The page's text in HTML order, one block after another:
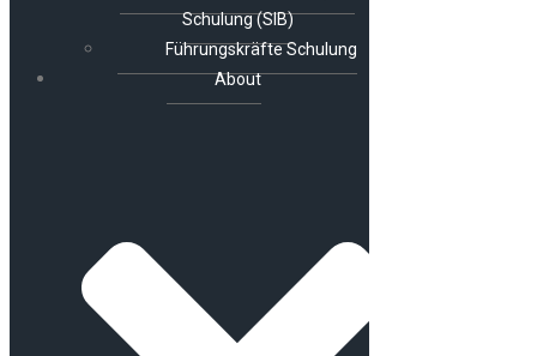
Schulung (SIB)
Führungskräfte Schulung
About